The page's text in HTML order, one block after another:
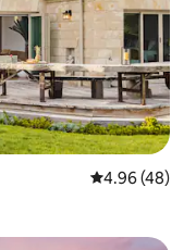
Calificación
4.96 (48)